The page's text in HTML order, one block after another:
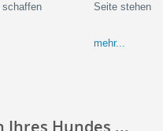
schaffen
Seite stehen
mehr...
Ihres Hundes ...